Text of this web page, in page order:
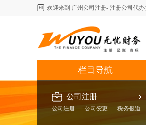
欢迎来到 广州公司注册- 注册公司代
栏目导航
公司注册
公司注册 公司变更 税务报道